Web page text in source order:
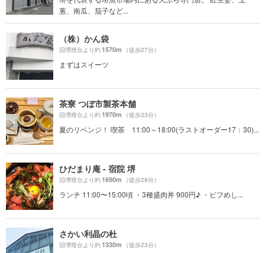
葱、南瓜、茄子など...
（株）かん袋
旧堺燈台より約1570m （徒歩27分）
まずはスイーツ
茶寮 つぼ市製茶本舗
旧堺燈台より約1970m （徒歩33分）
夏のリベンジ！ 喫茶 11:00～18:00(ラストオーダー17：30)...
ひだまり庵 - 宿院 堺
旧堺燈台より約1690m （徒歩29分）
ランチ 11:00〜15:00頃 ・3種盛肉丼 900円♪ ・ビフめし...
さかい利晶の杜
旧堺燈台より約1330m （徒歩23分）